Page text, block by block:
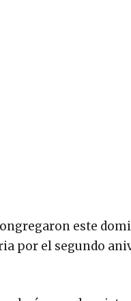
este
por el segundo